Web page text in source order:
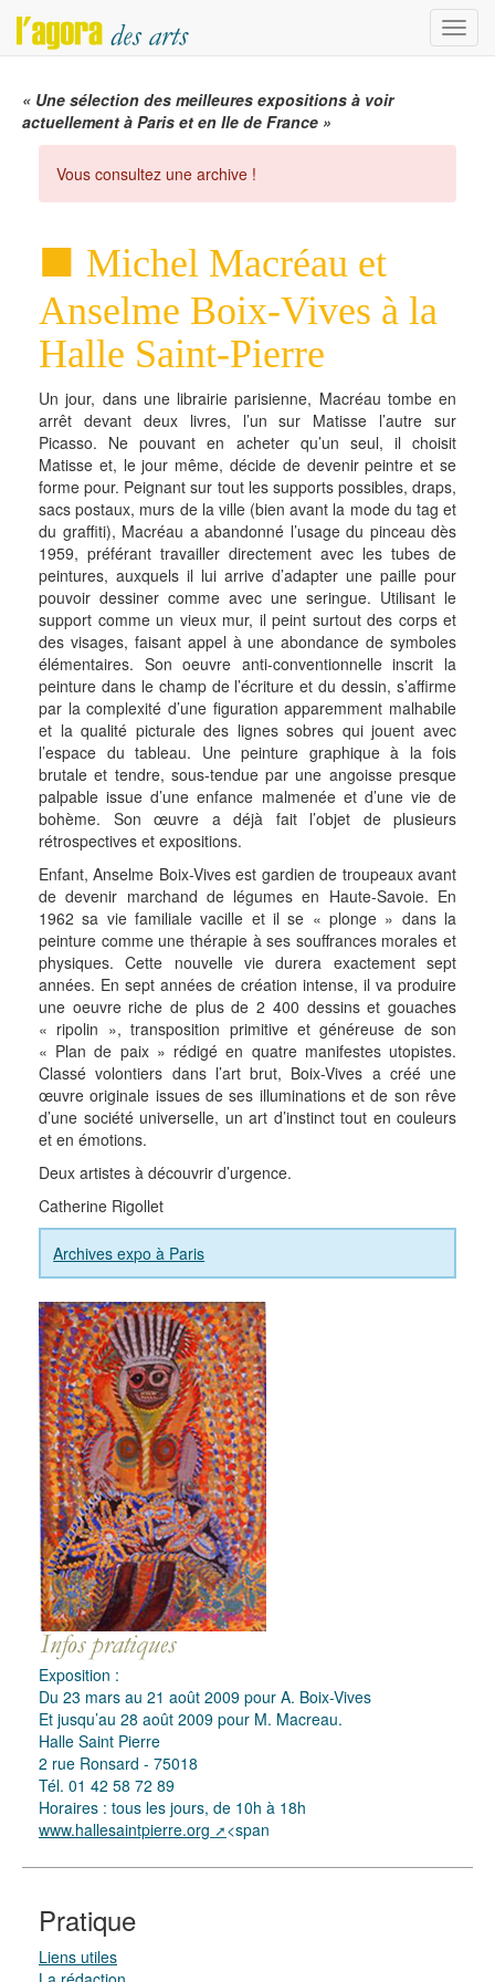
Menu
« Une sélection des meilleures expositions à voir
actuellement à Paris et en Ile de France »
Vous consultez une archive !
Michel Macréau et
Anselme Boix-Vives à la
Halle Saint-Pierre
Un jour, dans une librairie parisienne, Macréau tombe en
arrêt devant deux livres, l’un sur Matisse l’autre sur
Picasso. Ne pouvant en acheter qu’un seul, il choisit
Matisse et, le jour même, décide de devenir peintre et se
forme pour. Peignant sur tout les supports possibles, draps,
sacs postaux, murs de la ville (bien avant la mode du tag et
du graffiti), Macréau a abandonné l’usage du pinceau dès
1959, préférant travailler directement avec les tubes de
peintures, auxquels il lui arrive d’adapter une paille pour
pouvoir dessiner comme avec une seringue. Utilisant le
support comme un vieux mur, il peint surtout des corps et
des visages, faisant appel à une abondance de symboles
élémentaires. Son oeuvre anti-conventionnelle inscrit la
peinture dans le champ de l’écriture et du dessin, s’affirme
par la complexité d’une figuration apparemment malhabile
et la qualité picturale des lignes sobres qui jouent avec
l’espace du tableau. Une peinture graphique à la fois
brutale et tendre, sous-tendue par une angoisse presque
palpable issue d’une enfance malmenée et d’une vie de
bohème. Son œuvre a déjà fait l’objet de plusieurs
rétrospectives et expositions.
Enfant, Anselme Boix-Vives est gardien de troupeaux avant
de devenir marchand de légumes en Haute-Savoie. En
1962 sa vie familiale vacille et il se « plonge » dans la
peinture comme une thérapie à ses souffrances morales et
physiques. Cette nouvelle vie durera exactement sept
années. En sept années de création intense, il va produire
une oeuvre riche de plus de 2 400 dessins et gouaches
« ripolin », transposition primitive et généreuse de son
« Plan de paix » rédigé en quatre manifestes utopistes.
Classé volontiers dans l’art brut, Boix-Vives a créé une
œuvre originale issues de ses illuminations et de son rêve
d’une société universelle, un art d’instinct tout en couleurs
et en émotions.
Deux artistes à découvrir d’urgence.
Catherine Rigollet
Archives expo à Paris
Exposition :
Du 23 mars au 21 août 2009 pour A. Boix-Vives
Et jusqu’au 28 août 2009 pour M. Macreau.
Halle Saint Pierre
2 rue Ronsard - 75018
Tél. 01 42 58 72 89
Horaires : tous les jours, de 10h à 18h
www.hallesaintpierre.org
<span
Pratique
Liens utiles